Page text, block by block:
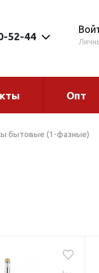
52-44
Опт
бытовые (1-фазные)